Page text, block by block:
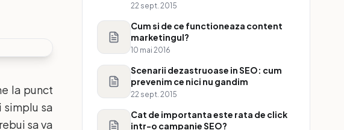
la punct
simplu sa
sa va
22 sept. 2015
Cum si de ce functioneaza content
marketingul?
10 mai 2016
Scenarii dezastruoase in SEO: cum
prevenim ce nici nu gandim
22 sept. 2015
Cat de importanta este rata de click
intr-o campanie SEO?